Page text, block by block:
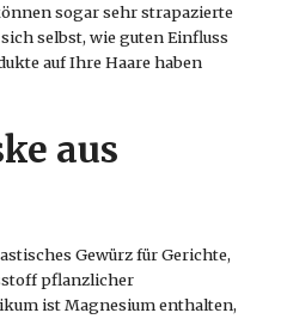
sogar sehr strapazierte
selbst, wie guten Einfluss
auf Ihre Haare haben
aus
Gewürz für Gerichte,
pflanzlicher
ist Magnesium enthalten,